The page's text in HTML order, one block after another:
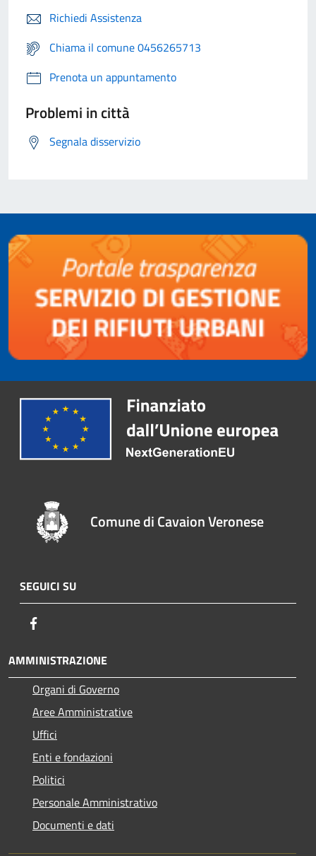
Richiedi Assistenza
Chiama il comune 0456265713
Prenota un appuntamento
Problemi in città
Segnala disservizio
Comune di Cavaion Veronese
SEGUICI SU
AMMINISTRAZIONE
Organi di Governo
Aree Amministrative
Uffici
Enti e fondazioni
Politici
Personale Amministrativo
Documenti e dati